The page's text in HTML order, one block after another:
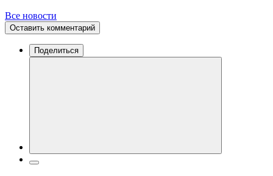
Все новости
Оставить комментарий
Поделиться